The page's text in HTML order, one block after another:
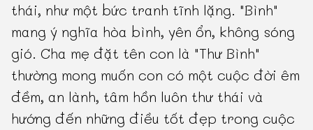
thái, như một bức tranh tĩnh lặng. "Bình"
mang ý nghĩa hòa bình, yên ổn, không sóng
gió. Cha mẹ đặt tên con là "Thư Bình"
thường mong muốn con có một cuộc đời êm
đềm, an lành, tâm hồn luôn thư thái và
hướng đến những điều tốt đẹp trong cuộc